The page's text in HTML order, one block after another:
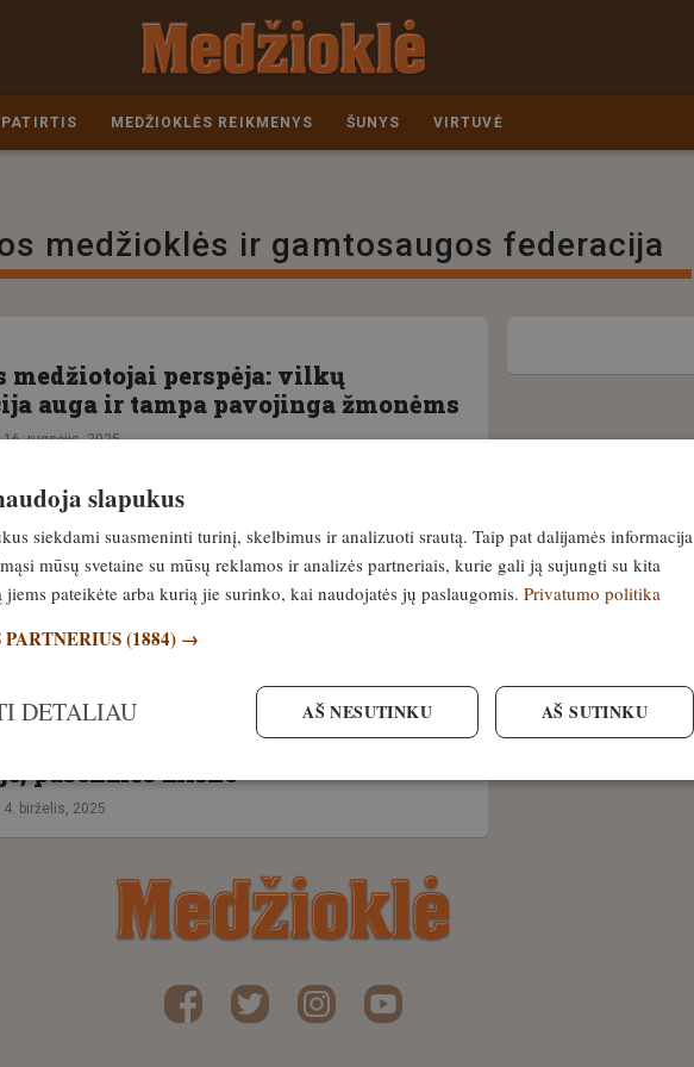
PATIRTIS MEDŽIOKLĖS REIKMENYS ŠUNYS VIRTUVĖ
medžioklės ir gamtosaugos federacija
medžiotojai perspėja: vilkų
auga ir tampa pavojinga žmonėms
16. rugsėjis, 2025
Kurioje Europos šalyje gyvena
lokių populiacija?
9. birželis, 2025
tinklalaidės pilotas Mes,
Pirmoji tema – sprendimai
pasekmės miške
4. birželis, 2025
slapukus
siekdami suasmeninti turinį, skelbimus ir analizuoti srautą. Taip pat dalijamės informacija
mūsų svetaine su mūsų reklamos ir analizės partneriais, kurie gali ją sujungti su kita
pateikėte arba kurią jie surinko, kai naudojatės jų paslaugomis. Privatumo politika
(1884) →
AŠ SUTINKU
AŠ NESUTINKU
DETALIAU